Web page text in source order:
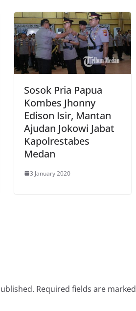
Sosok Pria Papua
Kombes Jhonny
Edison Isir, Mantan
Ajudan Jokowi Jabat
Kapolrestabes
Medan
3 January 2020
Required fields are marked